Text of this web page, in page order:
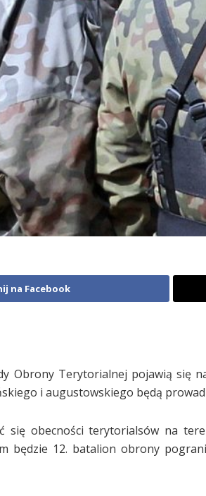
na Facebook
Obrony Terytorialnej pojawią się
i augustowskiego będą
się obecności terytorialsów na
będzie 12. batalion obrony